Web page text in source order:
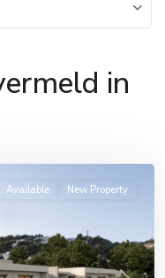
in
Available New Property